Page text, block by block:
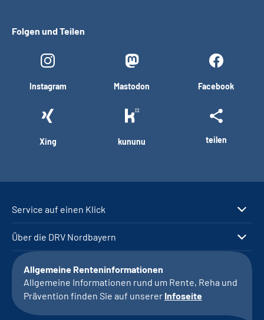
Folgen und Teilen
Instagram Mastodon Facebook
Xing kununu teilen
Service auf einen Klick
Über die DRV Nordbayern
Allgemeine Renteninformationen
Allgemeine Informationen rund um Rente, Reha und
Prävention finden Sie auf unserer Infoseite